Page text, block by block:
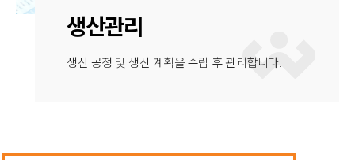
생산관리
생산 공정 및 생산 계획을 수립 후 관리합니다.